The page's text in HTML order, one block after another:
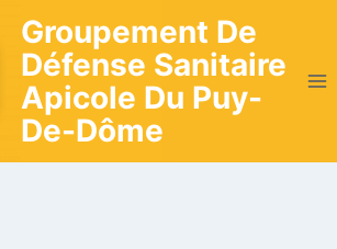
Groupement De
Défense Sanitaire
Apicole Du Puy-
De-Dôme